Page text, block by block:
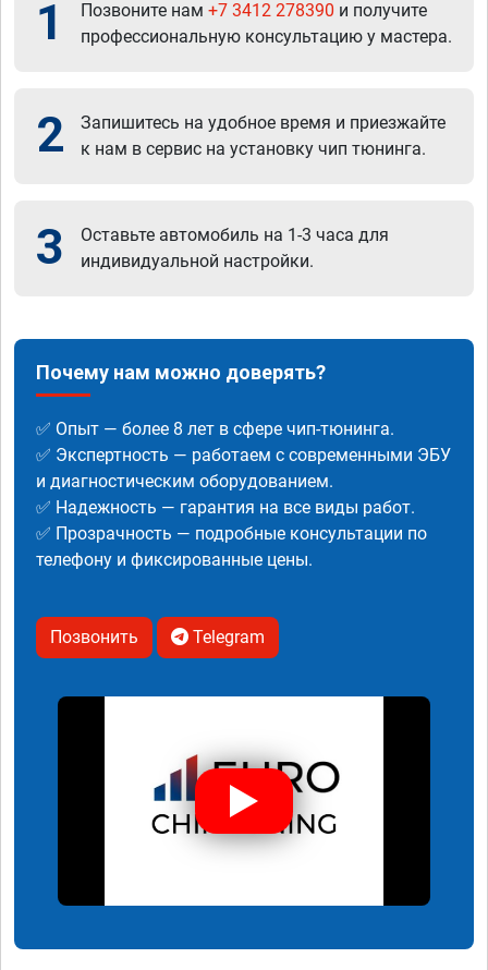
1 Позвоните нам +7 3412 278390 и получите
профессиональную консультацию у мастера.
2
Запишитесь на удобное время и приезжайте
к нам в сервис на установку чип тюнинга.
3
Оставьте автомобиль на 1-3 часа для
индивидуальной настройки.
Почему нам можно доверять?
✅ Опыт — более 8 лет в сфере чип-тюнинга.
✅ Экспертность — работаем с современными ЭБУ
и диагностическим оборудованием.
✅ Надежность — гарантия на все виды работ.
✅ Прозрачность — подробные консультации по
телефону и фиксированные цены.
Позвонить Telegram